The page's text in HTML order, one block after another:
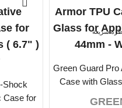
سريعة
Green Guard Pro
Case with
Shock
Case for